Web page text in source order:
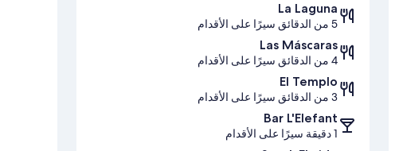
La Laguna
5 من الدقائق سيرًا على الأقدام
Las Máscaras
4 من الدقائق سيرًا على الأقدام
El Templo
3 من الدقائق سيرًا على الأقدام
Bar L'Elefant
1 دقيقة سيرًا على الأقدام